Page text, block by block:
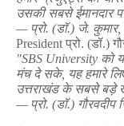
उसकी सबसे ईमानदार
— प्रो. (डॉ.) जे. कुमार,
President प्रो. (डॉ.)
"SBS University को
मंच दे सके, यह हमारे
उत्तराखंड के सबसे बड़े
— प्रो. (डॉ.) गौरवदीप